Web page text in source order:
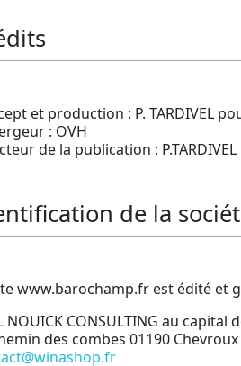
et production : P. TARDIVEL
: OVH
de la publication : P.TARDIVEL
de la
www.barochamp.fr est édité et
NOUICK CONSULTING au capital
des combes 01190 Chevroux